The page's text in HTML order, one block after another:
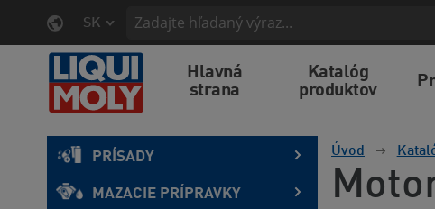
SK
Hlavná
strana
Katalóg
produktov
PRÍSADY
MAZACIE PRÍPRAVKY
Úvod